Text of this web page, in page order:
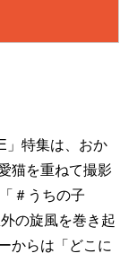
」特集は、おか
猫を重ねて撮影
＃うちの子
の旋風を巻き起
からは「どこに